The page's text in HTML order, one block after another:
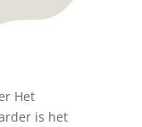
Het
is het